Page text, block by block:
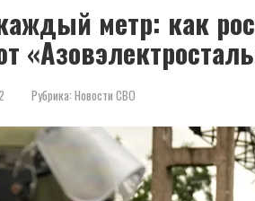
метр: как
Рубрика: Новости СВО